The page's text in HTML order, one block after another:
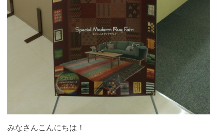
みなさんこんにちは！